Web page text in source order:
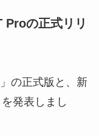
Proの正式リリ
の正式版と、新
発表しまし